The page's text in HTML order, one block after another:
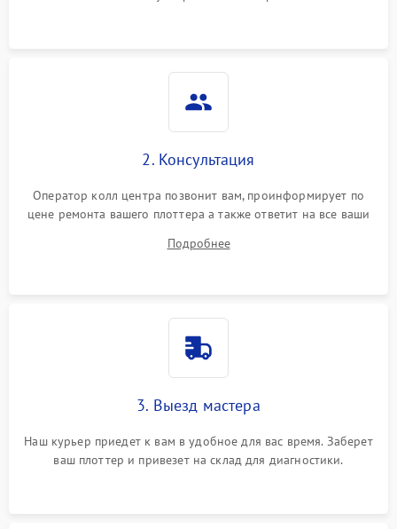
2. Консультация
Оператор колл центра позвонит вам, проинформирует по
цене ремонта вашего плоттера а также ответит на все ваши
Подробнее
3. Выезд мастера
Наш курьер приедет к вам в удобное для вас время. Заберет
ваш плоттер и привезет на склад для диагностики.